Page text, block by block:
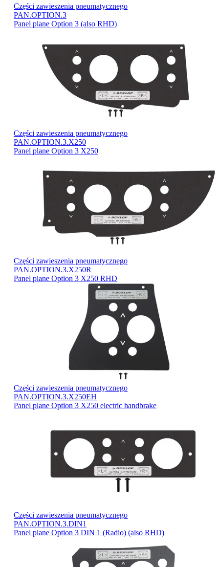
Części zawieszenia pneumatycznego
PAN.OPTION.3
Panel plane Option 3 (also RHD)
Części zawieszenia pneumatycznego
PAN.OPTION.3.X250
Panel plane Option 3 X250
Części zawieszenia pneumatycznego
PAN.OPTION.3.X250R
Panel plane Option 3 X250 RHD
Części zawieszenia pneumatycznego
PAN.OPTION.3.X250EH
Panel plane Option 3 X250 electric handbrake
Części zawieszenia pneumatycznego
PAN.OPTION.3.DIN1
Panel plane Option 3 DIN 1 (Radio) (also RHD)